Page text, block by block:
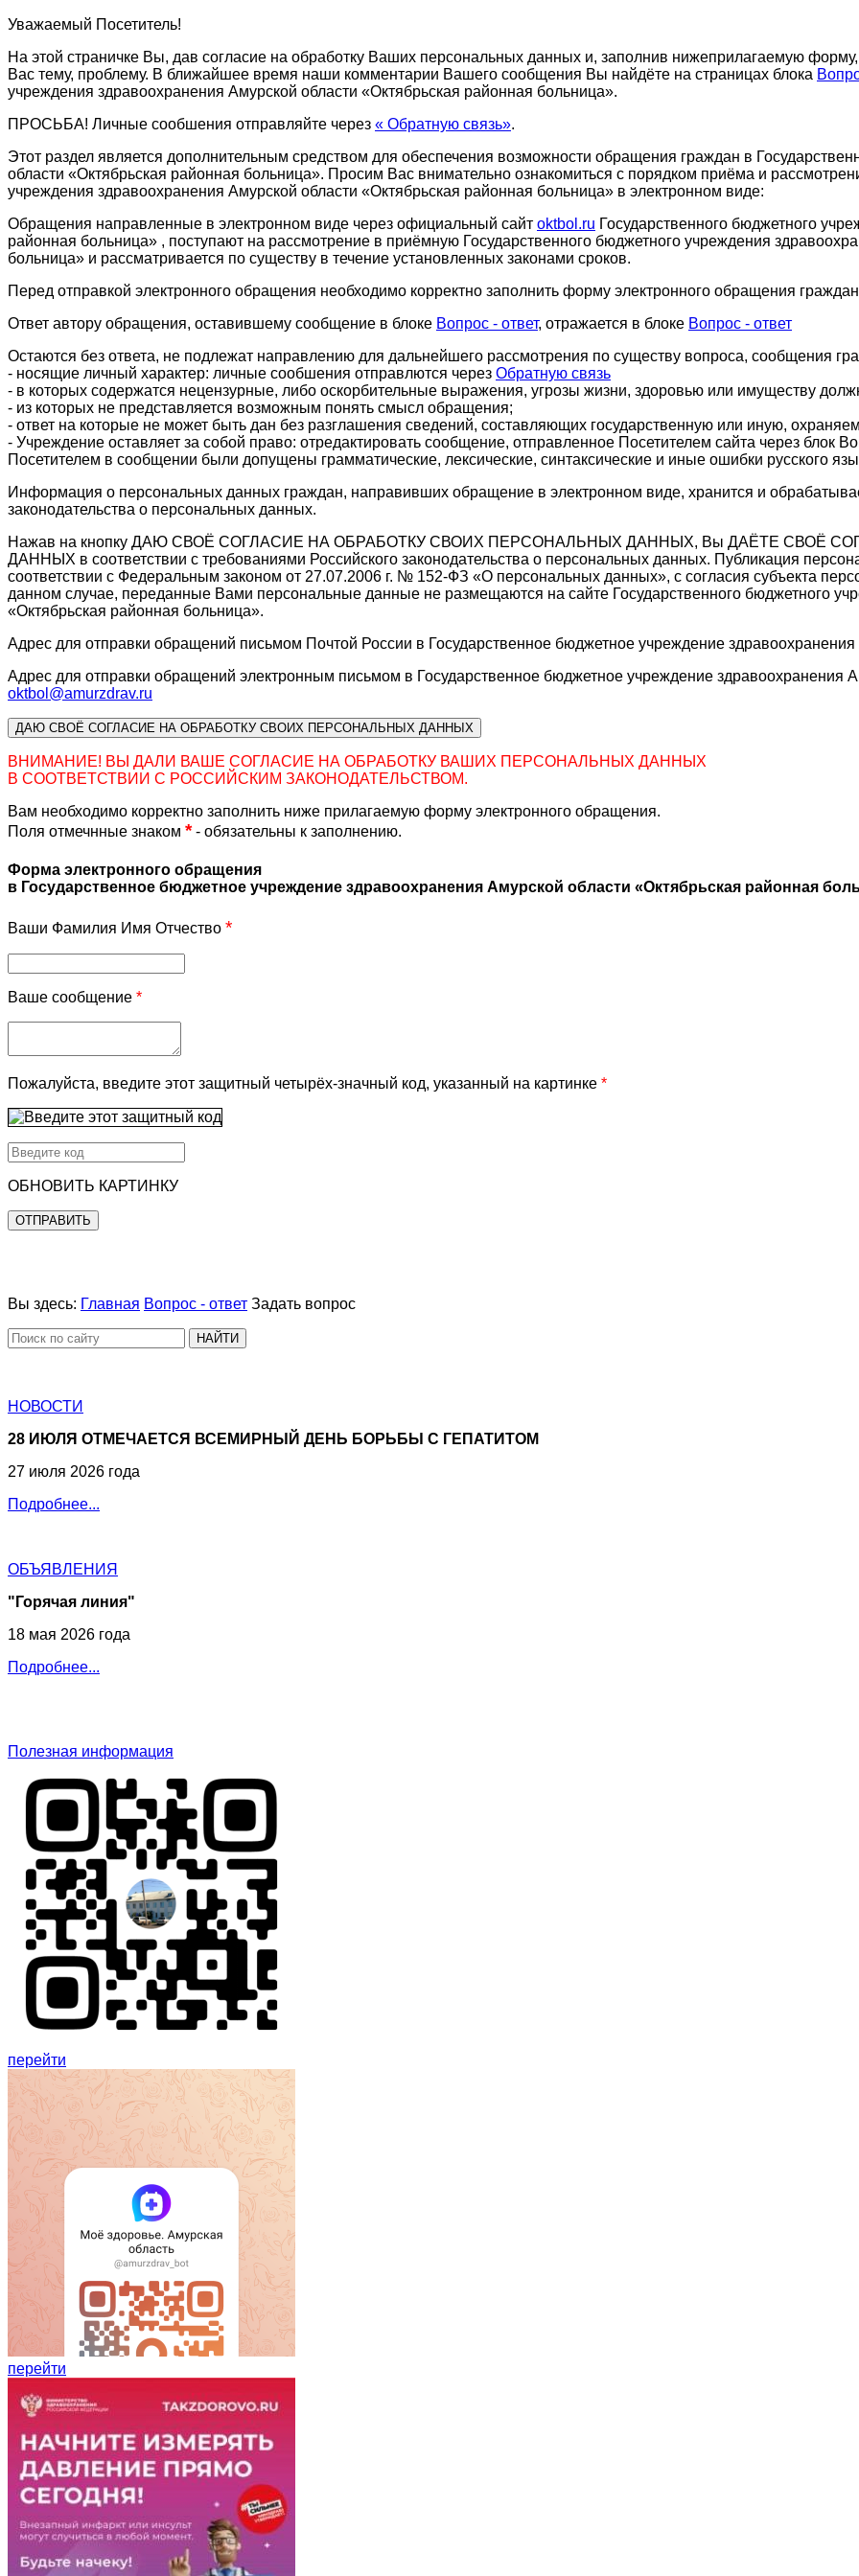
Уважаемый Посетитель!
На этой страничке Вы, дав согласие на обработку Ваших персональных данных и, заполнив нижеприлагаемую
Вас тему, проблему. В ближайшее время наши комментарии Вашего сообщения Вы найдёте на страницах блока
учреждения здравоохранения Амурской области «Октябрьская районная больница».
ПРОСЬБА! Личные сообшения отправляйте через « Обратную связь».
Этот раздел является дополнительным средством для обеспечения возможности обращения граждан в
области «Октябрьская районная больница». Просим Вас внимательно ознакомиться с порядком приёма и
учреждения здравоохранения Амурской области «Октябрьская районная больница» в электронном виде:
Обращения направленные в электронном виде через официальный сайт oktbol.ru Государственного бюджетного
районная больница» , поступают на рассмотрение в приёмную Государственного бюджетного учреждения
больница» и рассматривается по существу в течение установленных законами сроков.
Перед отправкой электронного обращения необходимо корректно заполнить форму электронного обращения
Ответ автору обращения, оставившему сообщение в блоке Вопрос - ответ, отражается в блоке Вопрос - ответ
Остаются без ответа, не подлежат направлению для дальнейшего рассмотрения по существу вопроса, сообщения
- носящие личный характер: личные сообшения отправлются через Обратную связь
- в которых содержатся нецензурные, либо оскорбительные выражения, угрозы жизни, здоровью или имуществу
- из которых не представляется возможным понять смысл обращения;
- ответ на которые не может быть дан без разглашения сведений, составляющих государственную или иную,
- Учреждение оставляет за собой право: отредактировать сообщение, отправленное Посетителем сайта через блок
Посетителем в сообщении были допущены грамматические, лексические, синтаксические и иные ошибки русского
Информация о персональных данных граждан, направивших обращение в электронном виде, хранится и
законодательства о персональных данных.
Нажав на кнопку ДАЮ СВОЁ СОГЛАСИЕ НА ОБРАБОТКУ СВОИХ ПЕРСОНАЛЬНЫХ ДАННЫХ, Вы ДАЁТЕ СВОЁ
ДАННЫХ в соответствии с требованиями Российского законодательства о персональных данных. Публикация
соответствии с Федеральным законом от 27.07.2006 г. № 152-ФЗ «О персональных данных», с согласия субъекта
данном случае, переданные Вами персональные данные не размещаются на сайте Государственного бюджетного
«Октябрьская районная больница».
Адрес для отправки обращений письмом Почтой России в Государственное бюджетное учреждение
Адрес для отправки обращений электронным письмом в Государственное бюджетное учреждение здравоохранения
oktbol@amurzdrav.ru
ДАЮ СВОЁ СОГЛАСИЕ НА ОБРАБОТКУ СВОИХ ПЕРСОНАЛЬНЫХ ДАННЫХ
ВНИМАНИЕ! ВЫ ДАЛИ ВАШЕ СОГЛАСИЕ НА ОБРАБОТКУ ВАШИХ ПЕРСОНАЛЬНЫХ ДАННЫХ
В СООТВЕТСТВИИ С РОССИЙСКИМ ЗАКОНОДАТЕЛЬСТВОМ.
Вам необходимо корректно заполнить ниже прилагаемую форму электронного обращения.
Поля отмечнные знаком *- обязательны к заполнению.
Форма электронного обращения
в Государственное бюджетное учреждение здравоохранения Амурской области «Октябрьская районная
Ваши Фамилия Имя Отчество *
Ваше сообщение *
Пожалуйста, введите этот защитный четырёх-значный код, указанный на картинке *
ОБНОВИТЬ КАРТИНКУ
ОТПРАВИТЬ
Вы здесь: Главная Вопрос - ответ Задать вопрос
НАЙТИ
НОВОСТИ
28 ИЮЛЯ ОТМЕЧАЕТСЯ ВСЕМИРНЫЙ ДЕНЬ БОРЬБЫ С ГЕПАТИТОМ
27 июля 2026 года
Подробнее...
ОБЪЯВЛЕНИЯ
"Горячая линия"
18 мая 2026 года
Подробнее...
Полезная информация
перейти
перейти